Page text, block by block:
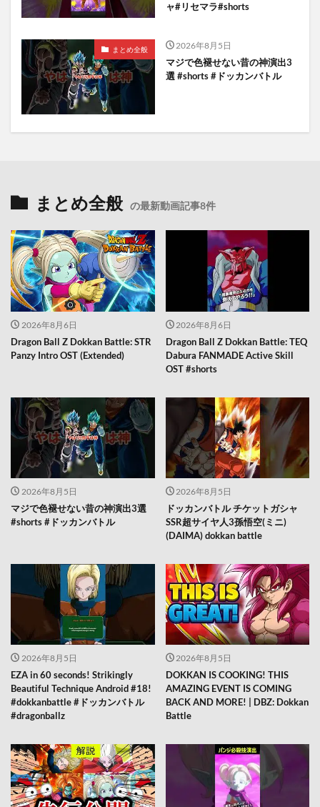
ャ#リセマラ#shorts
まとめ全般 2026年8月5日
マジで色褪せない昔の神演出3
選 #shorts #ドッカンバトル
まとめ全般 の最新動画記事8件
2026年8月6日
Dragon Ball Z Dokkan Battle: STR
Panzy Intro OST (Extended)
2026年8月6日
Dragon Ball Z Dokkan Battle: TEQ
Dabura FANMADE Active Skill
OST #shorts
2026年8月5日
マジで色褪せない昔の神演出3選
#shorts #ドッカンバトル
2026年8月5日
ドッカンバトル チケットガシャ
SSR超サイヤ人3孫悟空(ミニ)
(DAIMA) dokkan battle
2026年8月5日
EZA in 60 seconds! Strikingly
Beautiful Technique Android #18!
#dokkanbattle #ドッカンバトル
#dragonballz
2026年8月5日
DOKKAN IS COOKING! THIS
AMAZING EVENT IS COMING
BACK AND MORE! | DBZ: Dokkan
Battle